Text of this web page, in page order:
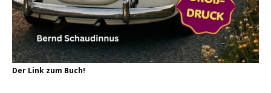
Der Link zum Buch!